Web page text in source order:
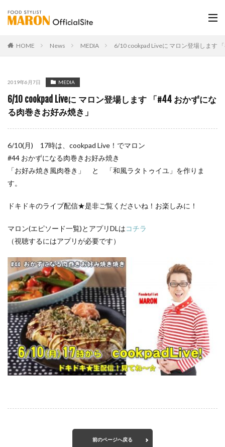
HOME News MEDIA 6/10 cookpad Liveに マロン登場します
2019年6月7日 MEDIA
6/10 cookpad Liveに マロン登場します 「#44 おかずにな
る肉巻きお好み焼き」
6/10(月) 17時は、cookpad Live！でマロン
#44 おかずになる肉巻きお好み焼き
「お好み焼き風肉巻き」 と 「和風ラタトゥイユ」を作りま
す。
ドキドキのライブ配信★是非ご覧くださいね！お楽しみに！
マロン(エピソード一覧)とアプリDLはコチラ
（視聴するにはアプリが必要です）
前のページへ戻る